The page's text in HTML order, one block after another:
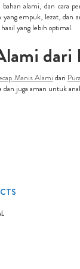
alami, dan cara
empuk, lezat, dan
yang lebih optimal.
dari
Manis Alami dari Pura
juga aman untuk